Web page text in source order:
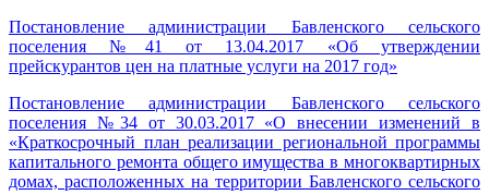
Постановление администрации Бавленского сельского
поселения №41 от 13.04.2017 «Об утверждении
прейскурантов цен на платные услуги на 2017 год»
Постановление администрации Бавленского сельского
поселения №34 от 30.03.2017 «О внесении изменений в
«Краткосрочный план реализации региональной программы
капитального ремонта общего имущества в многоквартирных
домах, расположенных на территории Бавленского сельского